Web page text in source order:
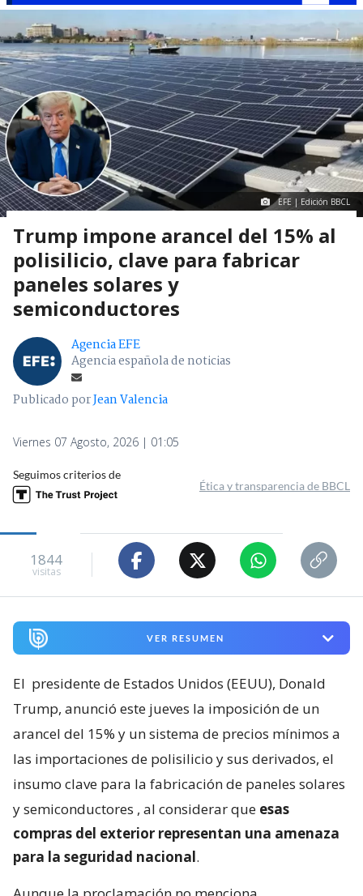
EFE | Edición BBCL
Trump impone arancel del 15% al
polisilicio, clave para fabricar
paneles solares y
semiconductores
Agencia EFE
Agencia española de noticias
Publicado porJean Valencia
Viernes 07 Agosto, 2026 | 01:05
Seguimos criterios de
Ética y transparencia de BBCL
1844
visitas
VER RESUMEN
El presidente de Estados Unidos (EEUU), Donald
Trump, anunció este jueves la imposición de un
arancel del 15% y un sistema de precios mínimos a
las importaciones de polisilicio y sus derivados, el
insumo clave para la fabricación de paneles solares
y semiconductores , al considerar que esas
compras del exterior representan una amenaza
para la seguridad nacional.